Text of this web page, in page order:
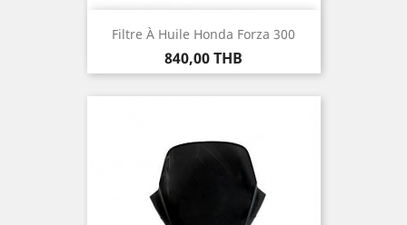
Filtre À Huile Honda Forza 300
Prix
840,00 THB